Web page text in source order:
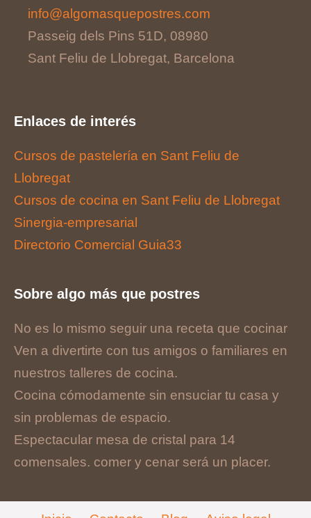
info@algomasquepostres.com
Passeig dels Pins 51D, 08980
Sant Feliu de Llobregat, Barcelona
Enlaces de interés
Cursos de pastelería en Sant Feliu de
Llobregat
Cursos de cocina en Sant Feliu de Llobregat
Sinergia-empresarial
Directorio Comercial Guia33
Sobre algo más que postres
No es lo mismo seguir una receta que cocinar
Ven a divertirte con tus amigos o familiares en
nuestros talleres de cocina.
Cocina cómodamente sin ensuciar tu casa y
sin problemas de espacio.
Espectacular mesa de cristal para 14
comensales. comer y cenar será un placer.